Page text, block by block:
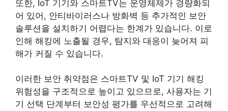
또한, IoT 기기와 스마트TV는 운영체제가 경량화되
어 있어, 안티바이러스나 방화벽 등 추가적인 보안
솔루션을 설치하기 어렵다는 한계가 있습니다. 이로
인해 해킹에 노출될 경우, 탐지와 대응이 늦어져 피
해가 커질 수 있습니다.
이러한 보안 취약점은 스마트TV 및 IoT 기기 해킹
위험성을 구조적으로 높이고 있으므로, 사용자는 기
기 선택 단계부터 보안성 평가를 우선적으로 고려해